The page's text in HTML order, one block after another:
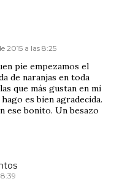
2015 a las 8:25
pie empezamos el
de naranjas en toda
que más gustan en mi
es bien agradecida.
ese bonito. Un besazo